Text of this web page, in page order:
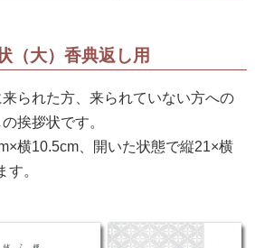
（大）香典返し用
られた方、来られていない方への
挨拶状です。
横10.5cm、開いた状態で縦21×横
。